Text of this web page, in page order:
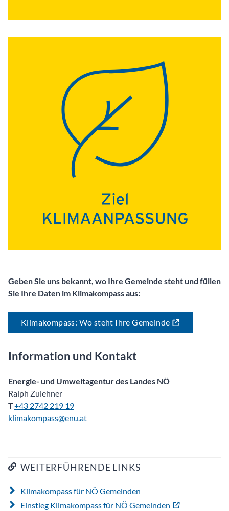
Geben Sie uns bekannt, wo Ihre Gemeinde steht und füllen
Sie Ihre Daten im Klimakompass aus:
Klimakompass: Wo steht Ihre Gemeinde
Information und Kontakt
Energie- und Umweltagentur des Landes NÖ
Ralph Zulehner
T+43 2742 219 19
klimakompass@enu.at
WEITERFÜHRENDE LINKS
Klimakompass für NÖ Gemeinden
Einstieg Klimakompass für NÖ Gemeinden